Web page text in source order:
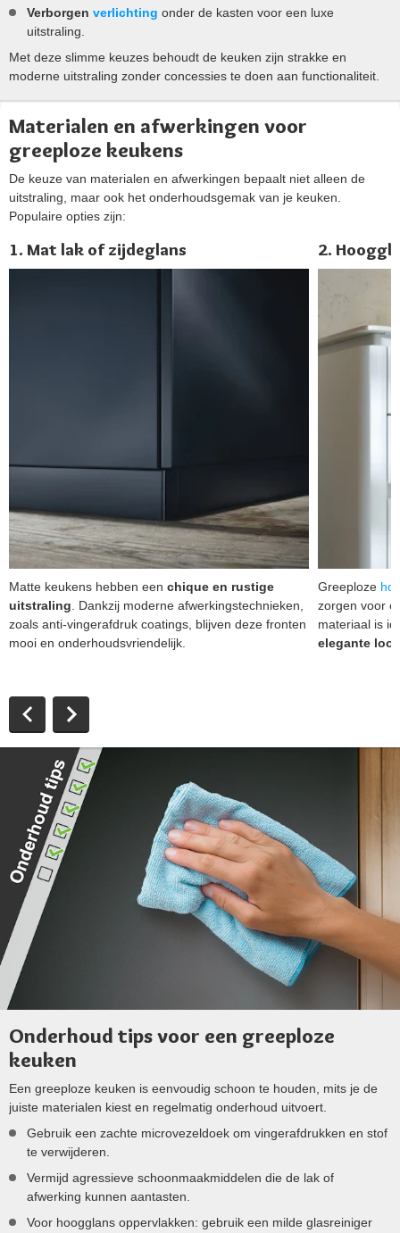
Verborgen verlichting onder de kasten voor een luxe
uitstraling.
Met deze slimme keuzes behoudt de keuken zijn strakke en
moderne uitstraling zonder concessies te doen aan functionaliteit.
Materialen en afwerkingen voor
greeploze keukens
De keuze van materialen en afwerkingen bepaalt niet alleen de
uitstraling, maar ook het onderhoudsgemak van je keuken.
Populaire opties zijn:
1. Mat lak of zijdeglans
Matte keukens hebben een chique en rustige
uitstraling . Dankzij moderne afwerkingstechnieken,
zoals anti-vingerafdruk coatings, blijven deze fronten
mooi en onderhoudsvriendelijk.
2.
Greeploze
zorgen voor
materiaal is
elegante look
Onderhoud tips voor een greeploze
keuken
Een greeploze keuken is eenvoudig schoon te houden, mits je de
juiste materialen kiest en regelmatig onderhoud uitvoert.
Gebruik een zachte microvezeldoek om vingerafdrukken en stof
te verwijderen.
Vermijd agressieve schoonmaakmiddelen die de lak of
afwerking kunnen aantasten.
Voor hoogglans oppervlakken: gebruik een milde glasreiniger